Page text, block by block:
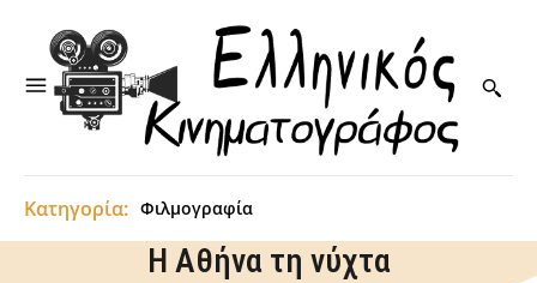
Κατηγορία: Φιλμογραφία
Η Αθήνα τη νύχτα